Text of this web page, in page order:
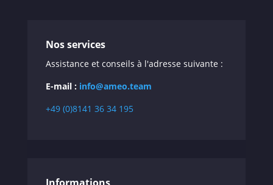
Nos services
Assistance et conseils à l'adresse suivante :
E-mail : info@ameo.team
+49 (0)8141 36 34 195